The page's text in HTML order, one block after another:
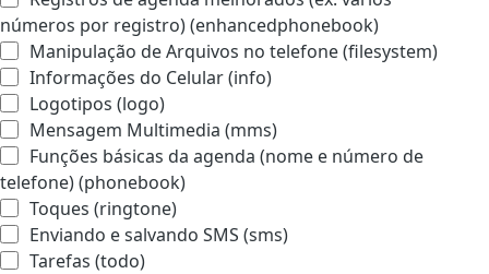
números por registro) (enhancedphonebook)
Manipulação de Arquivos no telefone (filesystem)
Informações do Celular (info)
Logotipos (logo)
Mensagem Multimedia (mms)
Funções básicas da agenda (nome e número de
telefone) (phonebook)
Toques (ringtone)
Enviando e salvando SMS (sms)
Tarefas (todo)